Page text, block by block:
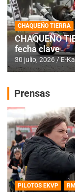
CHAQUEÑO TIERRA
CHAQUEÑO
fecha clave
30 julio, 2026 E-
Prensas
PILOTOS EKVP